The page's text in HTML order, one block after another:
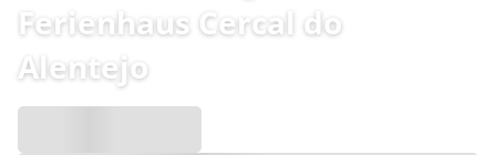
Ferienhaus Cercal do
Alentejo